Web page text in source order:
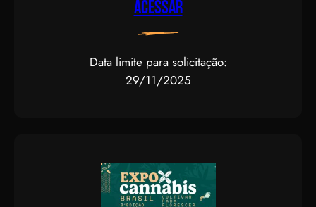
Acessar
Data limite para solicitação:
29/11/2025